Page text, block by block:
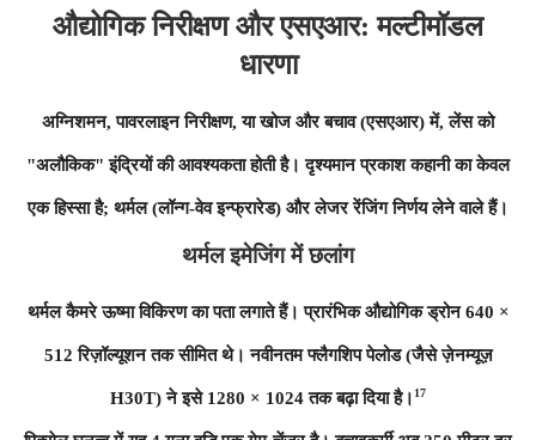
औद्योगिक निरीक्षण और एसएआर: मल्टीमॉडल
धारणा
अग्निशमन, पावरलाइन निरीक्षण, या खोज और बचाव (एसएआर) में, लेंस को
"अलौकिक" इंद्रियों की आवश्यकता होती है। दृश्यमान प्रकाश कहानी का केवल
एक हिस्सा है; थर्मल (लॉन्ग-वेव इन्फ्रारेड) और लेजर रेंजिंग निर्णय लेने वाले हैं।
थर्मल इमेजिंग में छलांग
थर्मल कैमरे ऊष्मा विकिरण का पता लगाते हैं। प्रारंभिक औद्योगिक ड्रोन 640 ×
512 रिज़ॉल्यूशन तक सीमित थे। नवीनतम फ्लैगशिप पेलोड (जैसे ज़ेनम्यूज़
H30T) ने इसे 1280 × 1024 तक बढ़ा दिया है। 17